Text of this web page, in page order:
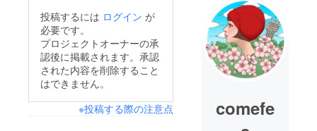
投稿するには ログイン が
必要です。
プロジェクトオーナーの承
認後に掲載されます。承認
された内容を削除すること
はできません。
※投稿する際の注意点
comefe